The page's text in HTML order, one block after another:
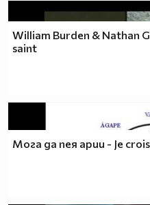
William Burden & Nathan
saint
Мога да пея арии - Je